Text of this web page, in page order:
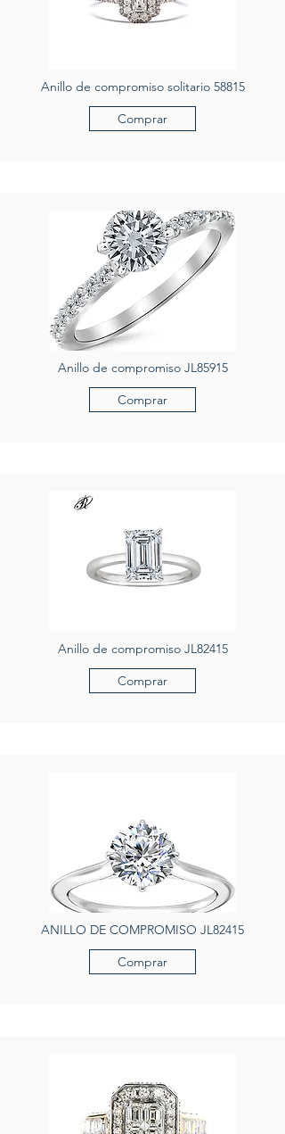
Anillo de compromiso solitario 58815
Comprar
Anillo de compromiso JL85915
Comprar
Anillo de compromiso JL82415
Comprar
ANILLO DE COMPROMISO JL82415
Comprar